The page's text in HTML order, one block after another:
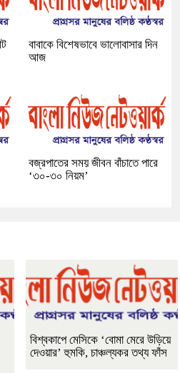
বাবাকে বিশেষভাবে ভালোবাসার দিন
আজ
বজ্রপাতের সময় জীবন বাঁচাতে পারে
‘৩০-৩০ নিয়ম’
বিশ্বকাপে মেসিকে ‘বোমা মেরে উড়িয়ে
দেওয়ার’ হুমকি, চাঞ্চল্যকর তথ্য ফাঁস